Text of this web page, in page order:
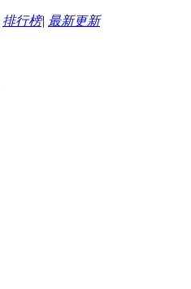
排行榜| 最新更新